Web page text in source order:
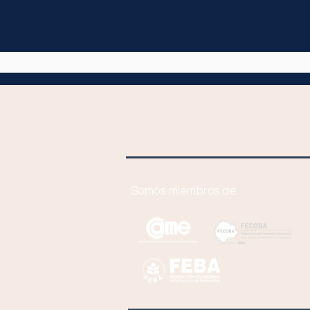
contenidos y la
Somos miembros de